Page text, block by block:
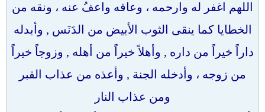
اللهم اغفر له وارحمه ، وعافه واعفُ عنه ، ونقه من
الخطايا كما ينقى الثوب الأبيض من الدَنَس , وأبدله
داراً خيراً من داره , وأهلاً خيراً من أهله , وزوجاً خيراً
من زوجه ، وأدخله الجنة , وأعذه من عذاب القبر
ومن عذاب النار